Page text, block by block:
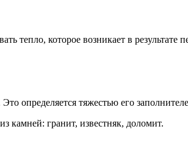
тепло, которое возникает в
определяется тяжестью его
камней: гранит, известняк, доломит.